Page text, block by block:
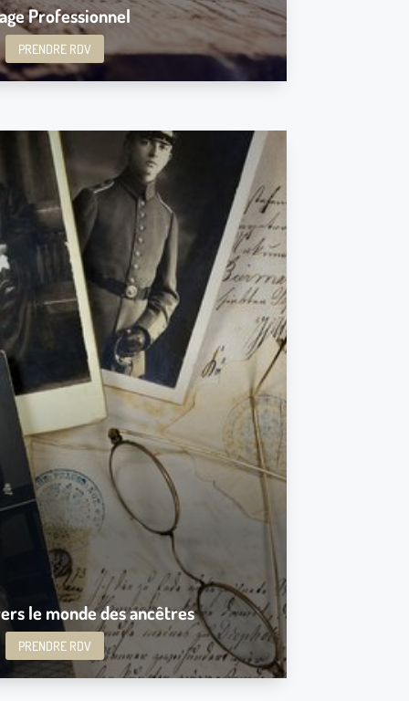
Professionnel
PRENDRE RDV
le monde des ancêtres
PRENDRE RDV
service afin de vous aider à
et les liens qui existent entre
et vos ancêtres.
et pourquoi vous êtes dans ce parcours de vie
ce que vos être cher disparu non pas pu vous
guérir les liens et blocages qui existent
vous et les défunts.
sur 1 semaine. À quoi consiste l’enquête.
est cet ancêtre, quel as été son vécu, ou ont t’il
d’enfants ils ont eu.
ancêtre. Comment se connecter à eux et recevoir
étapes pour guérir les karmas et traumatismes.
et guidance pour vivre en harmonie avec leur
aide
l’analyse, il me faudra:
l’ancêtre en question. Quelques histoires de
lien entre vous et cet ancêtre
puis envoyée à l’heure choisie
vidéo enregistré explicative de 1h30
Tarifs: 250€
Prendre RDV